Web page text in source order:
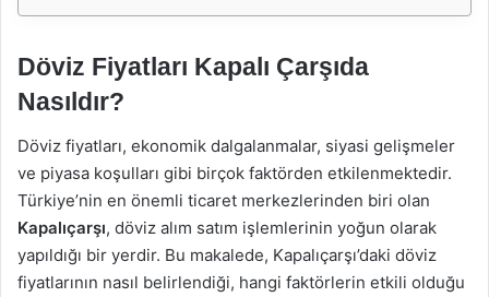
Döviz Fiyatları Kapalı Çarşıda
Nasıldır?
Döviz fiyatları, ekonomik dalgalanmalar, siyasi gelişmeler
ve piyasa koşulları gibi birçok faktörden etkilenmektedir.
Türkiye’nin en önemli ticaret merkezlerinden biri olan
Kapalıçarşı, döviz alım satım işlemlerinin yoğun olarak
yapıldığı bir yerdir. Bu makalede, Kapalıçarşı’daki döviz
fiyatlarının nasıl belirlendiği, hangi faktörlerin etkili olduğu